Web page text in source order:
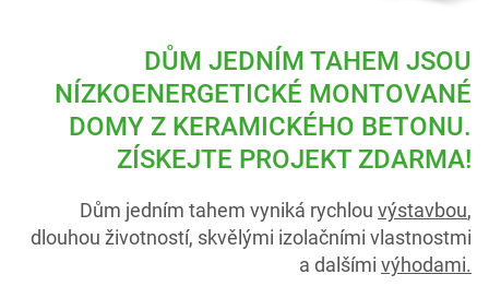
DŮM JEDNÍM TAHEM JSOU
NÍZKOENERGETICKÉ MONTOVANÉ
DOMY Z KERAMICKÉHO BETONU.
ZÍSKEJTE PROJEKT ZDARMA!
Dům jedním tahem vyniká rychlou výstavbou,
dlouhou životností, skvělými izolačními vlastnostmi
a dalšími výhodami.